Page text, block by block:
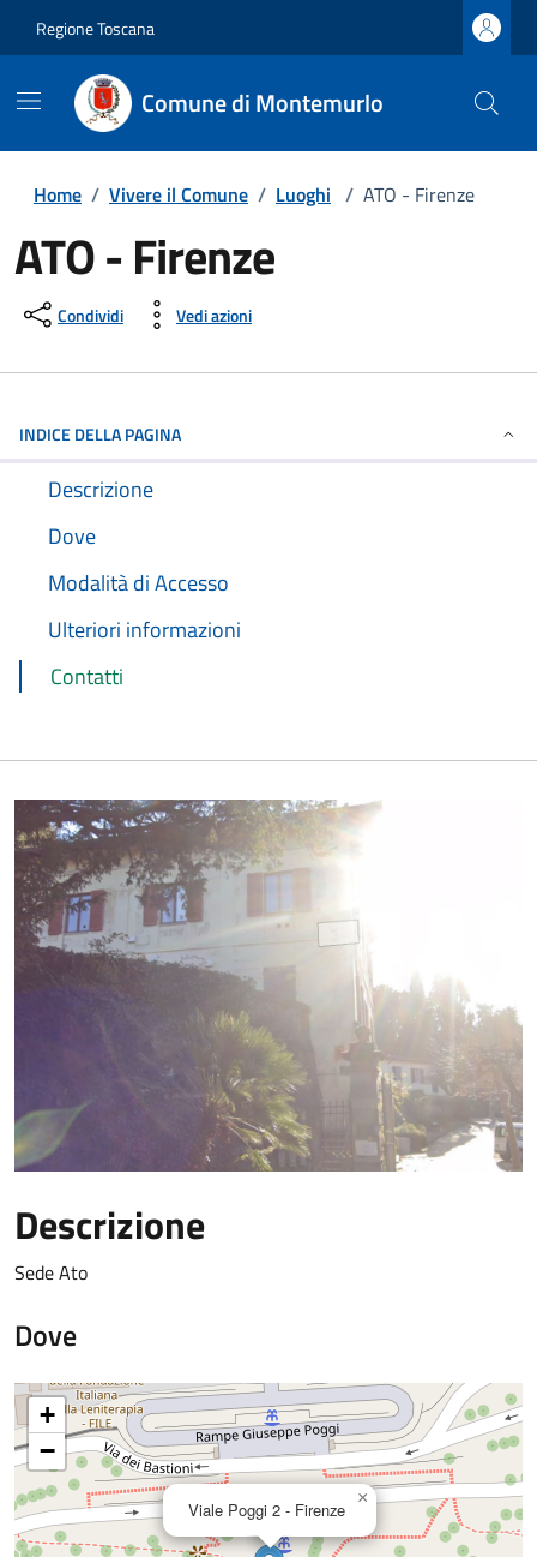
Regione Toscana
Comune di Montemurlo
Home / Vivere il Comune / Luoghi / ATO - Firenze
ATO - Firenze
Condividi Vedi azioni
INDICE DELLA PAGINA
Descrizione
Dove
Modalità di Accesso
Ulteriori informazioni
Contatti
Descrizione
Sede Ato
Dove
Viale Poggi 2 - Firenze
×
+
−